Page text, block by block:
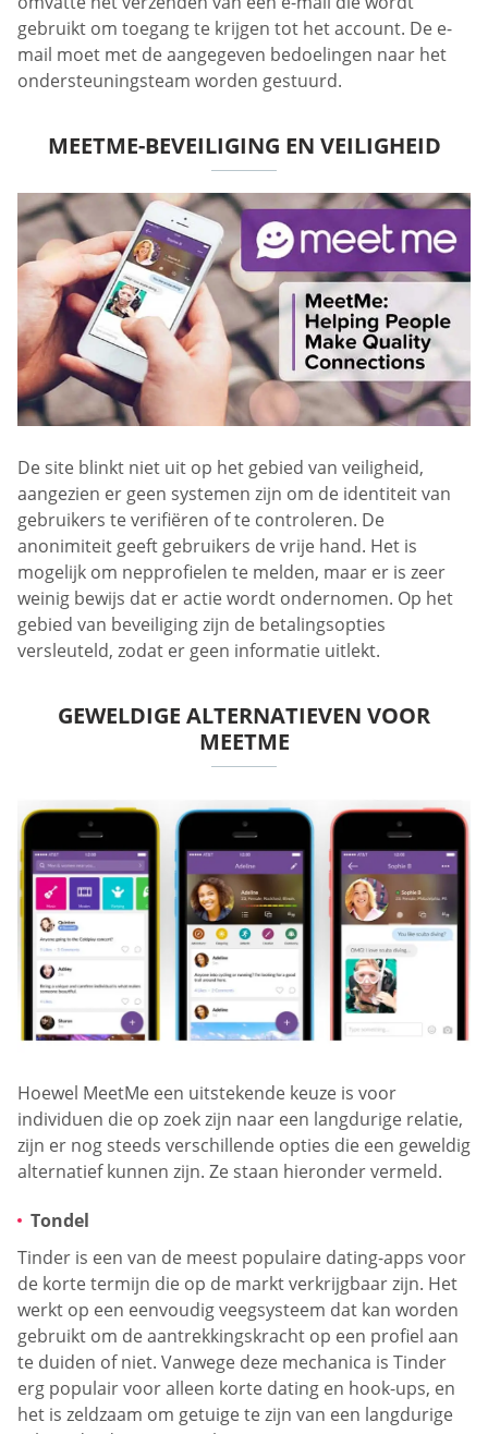
gebruikt om toegang te krijgen tot het account. De e-
mail moet met de aangegeven bedoelingen naar het
ondersteuningsteam worden gestuurd.
MEETME-BEVEILIGING EN VEILIGHEID
De site blinkt niet uit op het gebied van veiligheid,
aangezien er geen systemen zijn om de identiteit van
gebruikers te verifiëren of te controleren. De
anonimiteit geeft gebruikers de vrije hand. Het is
mogelijk om nepprofielen te melden, maar er is zeer
weinig bewijs dat er actie wordt ondernomen. Op het
gebied van beveiliging zijn de betalingsopties
versleuteld, zodat er geen informatie uitlekt.
GEWELDIGE ALTERNATIEVEN VOOR
MEETME
Hoewel MeetMe een uitstekende keuze is voor
individuen die op zoek zijn naar een langdurige relatie,
zijn er nog steeds verschillende opties die een geweldig
alternatief kunnen zijn. Ze staan hieronder vermeld.
Tondel
Tinder is een van de meest populaire dating-apps voor
de korte termijn die op de markt verkrijgbaar zijn. Het
werkt op een eenvoudig veegsysteem dat kan worden
gebruikt om de aantrekkingskracht op een profiel aan
te duiden of niet. Vanwege deze mechanica is Tinder
erg populair voor alleen korte dating en hook-ups, en
het is zeldzaam om getuige te zijn van een langdurige